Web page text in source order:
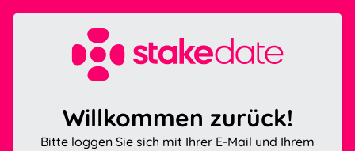
Willkommen zurück!
Bitte loggen Sie sich mit Ihrer E-Mail und Ihrem